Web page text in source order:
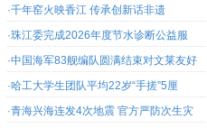
·千年窑火映香江 传承创新话非遗
·珠江委完成2026年度节水诊断公益服
·中国海军83舰编队圆满结束对文莱友好
·哈工大学生团队平均22岁“手搓”5厘
·青海兴海连发4次地震 官方严防次生灾